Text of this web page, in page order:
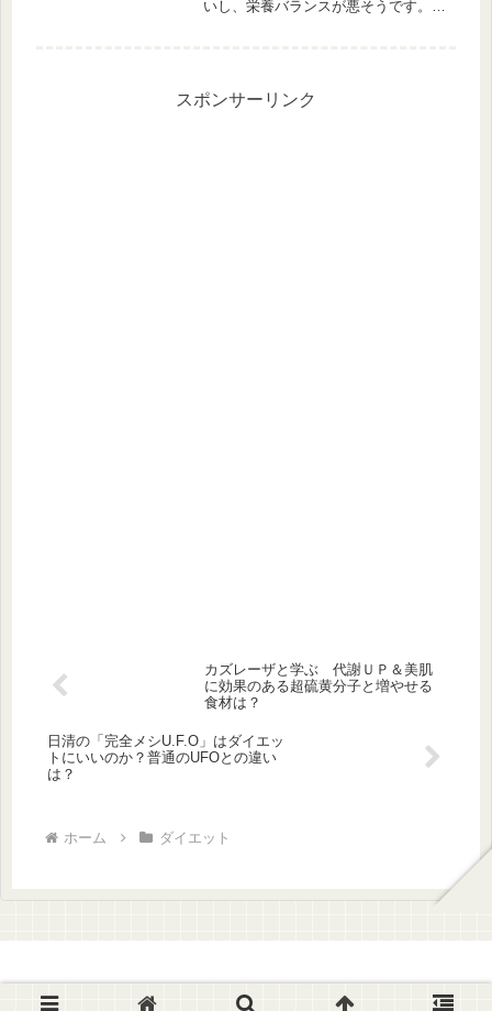
いし、栄養バランスが悪そうです。ネ
か...
スポンサーリンク
カズレーザと学ぶ 代謝ＵＰ＆美肌
に効果のある超硫黄分子と増やせる
食材は？
日清の「完全メシU.F.O」はダイエッ
トにいいのか？普通のUFOとの違い
は？
ホーム ダイエット
© 2020 健康ダンディぶらぶらブログ.